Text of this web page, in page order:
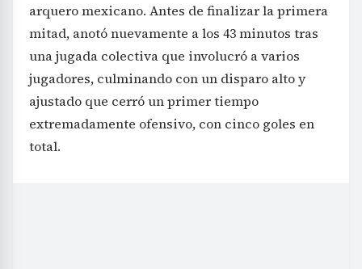
arquero mexicano. Antes de finalizar la primera
mitad, anotó nuevamente a los 43 minutos tras
una jugada colectiva que involucró a varios
jugadores, culminando con un disparo alto y
ajustado que cerró un primer tiempo
extremadamente ofensivo, con cinco goles en
total.